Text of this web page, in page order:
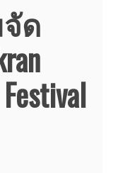
จัด